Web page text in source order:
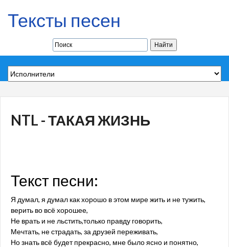
Тексты песен
NTL - ТАКАЯ ЖИЗНЬ
Текст песни:
Я думал, я думал как хорошо в этом мире жить и не тужить,
верить во всё хорошее,
Не врать и не льстить,только правду говорить,
Мечтать, не страдать, за друзей переживать,
Но знать всё будет прекрасно, мне было ясно и понятно,